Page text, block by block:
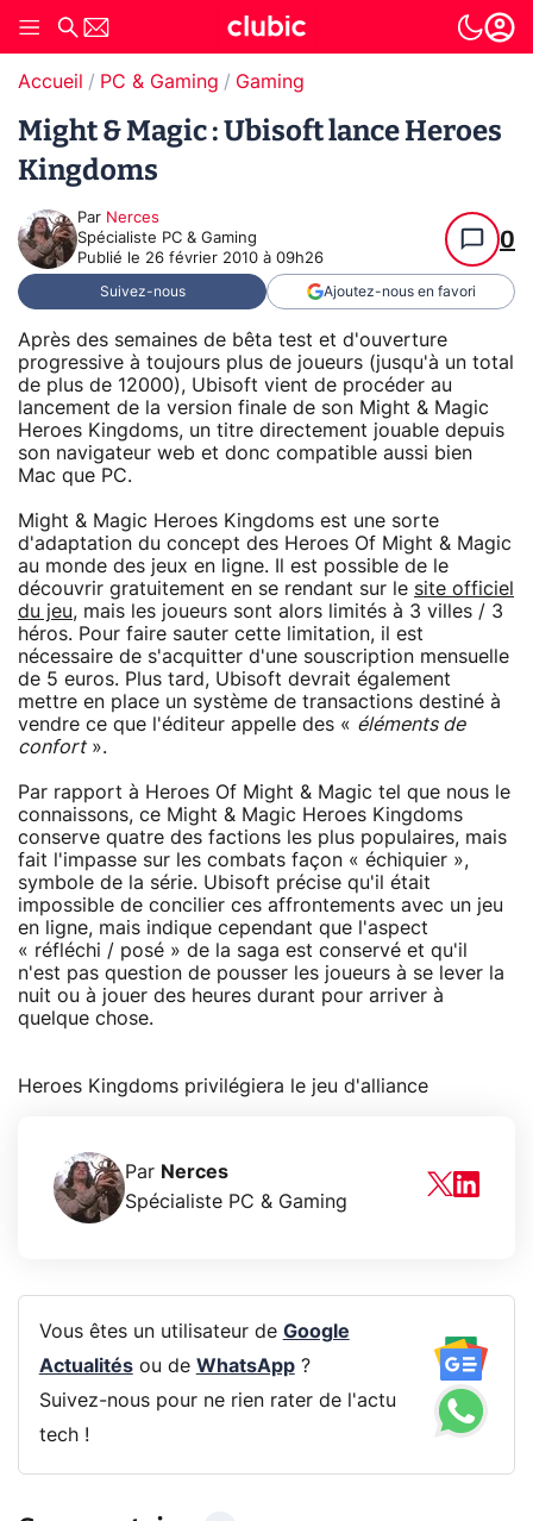
Accueil PC & Gaming Gaming
Might & Magic : Ubisoft lance Heroes
Kingdoms
Par Nerces
Spécialiste PC & Gaming
Publié le 26 février 2010 à 09h26
0
Suivez-nous Ajoutez-nous en favori
Après des semaines de bêta test et d'ouverture
progressive à toujours plus de joueurs (jusqu'à un total
de plus de 12000), Ubisoft vient de procéder au
lancement de la version finale de son Might & Magic
Heroes Kingdoms, un titre directement jouable depuis
son navigateur web et donc compatible aussi bien
Mac que PC.
Might & Magic Heroes Kingdoms est une sorte
d'adaptation du concept des Heroes Of Might & Magic
au monde des jeux en ligne. Il est possible de le
découvrir gratuitement en se rendant sur le site officiel
du jeu, mais les joueurs sont alors limités à 3 villes / 3
héros. Pour faire sauter cette limitation, il est
nécessaire de s'acquitter d'une souscription mensuelle
de 5 euros. Plus tard, Ubisoft devrait également
mettre en place un système de transactions destiné à
vendre ce que l'éditeur appelle des « éléments de
confort».
Par rapport à Heroes Of Might & Magic tel que nous le
connaissons, ce Might & Magic Heroes Kingdoms
conserve quatre des factions les plus populaires, mais
fait l'impasse sur les combats façon « échiquier »,
symbole de la série. Ubisoft précise qu'il était
impossible de concilier ces affrontements avec un jeu
en ligne, mais indique cependant que l'aspect
« réfléchi / posé » de la saga est conservé et qu'il
n'est pas question de pousser les joueurs à se lever la
nuit ou à jouer des heures durant pour arriver à
quelque chose.
Heroes Kingdoms privilégiera le jeu d'alliance
Par Nerces
Spécialiste PC & Gaming
Vous êtes un utilisateur de Google
Actualitésou de WhatsApp?
Suivez-nous pour ne rien rater de l'actu
tech !